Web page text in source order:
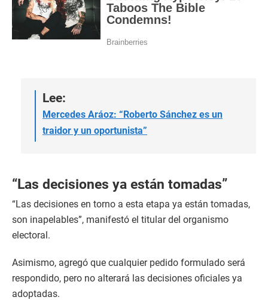
Lee:
Mercedes Aráoz: “Roberto Sánchez es un
traidor y un oportunista”
“Las decisiones ya están tomadas”
“Las decisiones en torno a esta etapa ya están tomadas,
son inapelables”, manifestó el titular del organismo
electoral.
Asimismo, agregó que cualquier pedido formulado será
respondido, pero no alterará las decisiones oficiales ya
adoptadas.